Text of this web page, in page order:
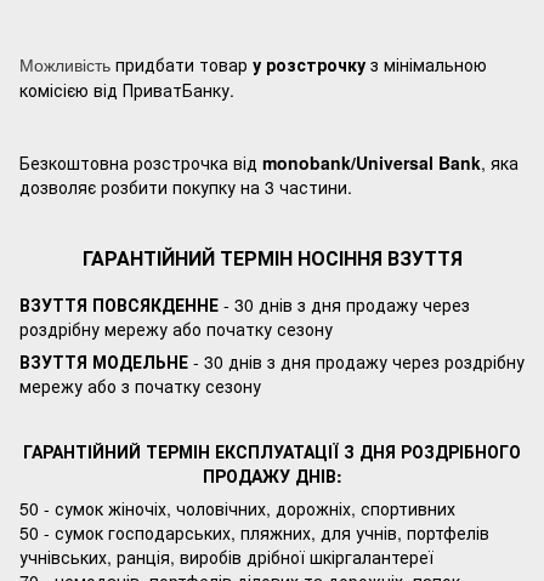
Можливість придбати товар у розстрочку з мінімальною
комісією від ПриватБанку.
Безкоштовна розстрочка від monobank/Universal Bank, яка
дозволяє розбити покупку на 3 частини.
ГАРАНТІЙНИЙ ТЕРМІН НОСІННЯ ВЗУТТЯ
ВЗУТТЯ ПОВСЯКДЕННЕ - 30 днів з дня продажу через
роздрібну мережу або початку сезону
ВЗУТТЯ МОДЕЛЬНЕ - 30 днів з дня продажу через роздрібну
мережу або з початку сезону
ГАРАНТІЙНИЙ ТЕРМІН ЕКСПЛУАТАЦІЇ З ДНЯ РОЗДРІБНОГО
ПРОДАЖУ ДНІВ:
50 - сумок жіночіх, чоловічних, дорожніх, спортивних
50 - сумок господарських, пляжних, для учнів, портфелів
учнівських, ранція, виробів дрібної шкіргалантереї